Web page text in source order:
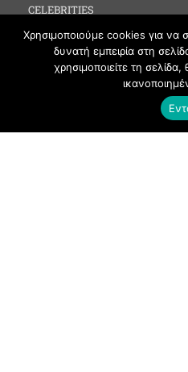
CELEBRITIES
MEDIA
SOCIAL EVENTS
NEWS
Χρησιμοποιούμε cookies για
δυνατή εμπειρία στη
χρησιμοποιείτε τη